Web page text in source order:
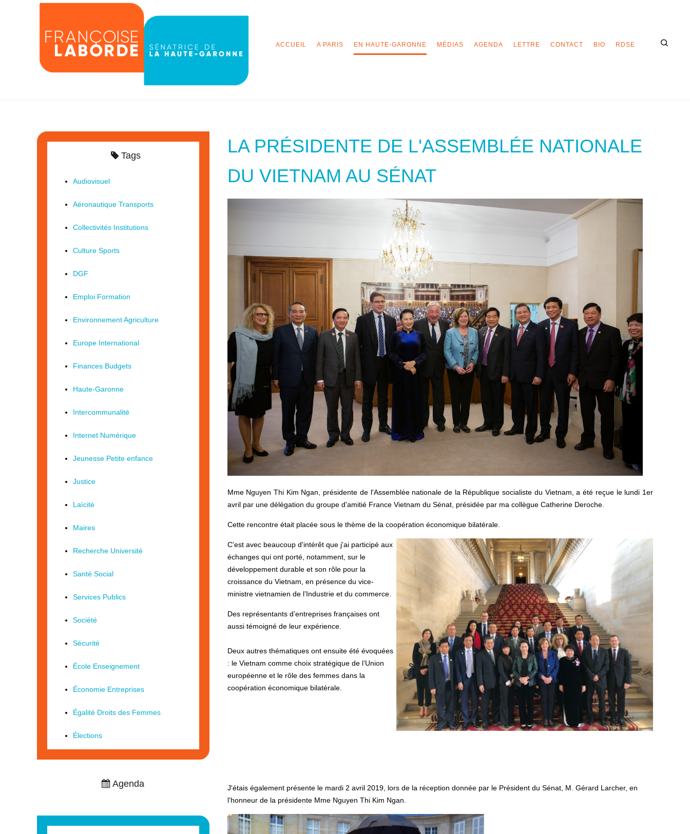
ACCUEIL A PARIS EN HAUTE-GARONNE MÉDIAS AGENDA LETTRE CONTACT BIO RDSE
LA PRÉSIDENTE DE L'ASSEMBLÉE NATIONALE
DU VIETNAM AU SÉNAT
Mme Nguyen Thi Kim Ngan, présidente de l'Assemblée nationale de la République socialiste du Vietnam, a été reçue le lundi 1er
avril par une délégation du groupe d'amitié France Vietnam du Sénat, présidée par ma collègue Catherine Deroche.
Cette rencontre était placée sous le thème de la coopération économique bilatérale.
C'est avec beaucoup d'intérêt que j'ai participé aux
échanges qui ont porté, notamment, sur le
développement durable et son rôle pour la
croissance du Vietnam, en présence du vice-
ministre vietnamien de l’Industrie et du commerce.
Des représentants d’entreprises françaises ont
aussi témoigné de leur expérience.
Deux autres thématiques ont ensuite été évoquées
: le Vietnam comme choix stratégique de l’Union
européenne et le rôle des femmes dans la
coopération économique bilatérale.
J'étais également présente le mardi 2 avril 2019, lors de la réception donnée par le Président du Sénat, M. Gérard Larcher, en
l'honneur de la présidente Mme Nguyen Thi Kim Ngan.
Tags
Audiovisuel
Aéronautique Transports
Collectivités Institutions
Culture Sports
DGF
Emploi Formation
Environnement Agriculture
Europe International
Finances Budgets
Haute-Garonne
Intercommunalité
Internet Numérique
Jeunesse Petite enfance
Justice
Laïcité
Maires
Recherche Université
Santé Social
Services Publics
Société
Sécurité
École Enseignement
Économie Entreprises
Égalité Droits des Femmes
Élections
Agenda